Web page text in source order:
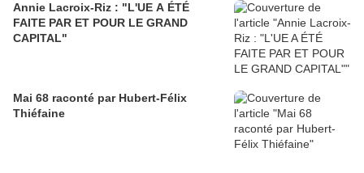
Annie Lacroix-Riz : "L'UE A ÉTÉ
FAITE PAR ET POUR LE GRAND
CAPITAL"
Mai 68 raconté par Hubert-Félix
Thiéfaine